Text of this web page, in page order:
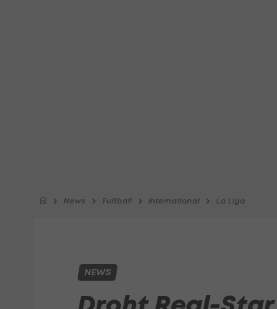
News Fußball International La Liga
NEWS